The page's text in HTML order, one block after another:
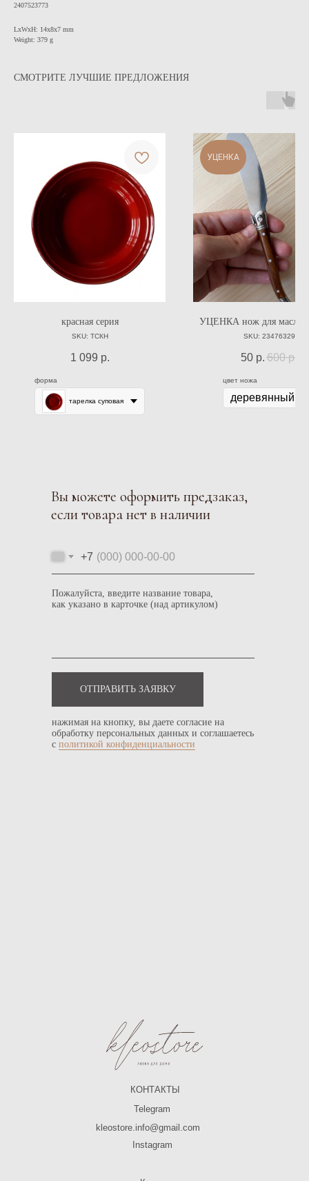
2407523773
LxWxH: 14x8x7 mm
Weight: 379 g
СМОТРИТЕ ЛУЧШИЕ ПРЕДЛОЖЕНИЯ
красная серия
SKU: ТСКН
1 099 р.
форма
тарелка суповая
УЦЕНКА
УЦЕНКА нож для масла/
SKU: 23476329
50 р. 600 р.
цвет ножа
Вы можете оформить предзаказ,
если товара нет в наличии
+7
Пожалуйста, введите название товара,
как указано в карточке (над артикулом)
ОТПРАВИТЬ ЗАЯВКУ
нажимая на кнопку, вы даете согласие на
обработку персональных данных и соглашаетесь
с политикой конфиденциальности
КОНТАКТЫ
Telegram
kleostore.info@gmail.com
Instagram